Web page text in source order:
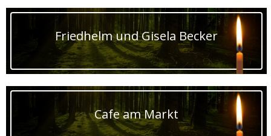
Friedhelm und Gisela Becker
Cafe am Markt